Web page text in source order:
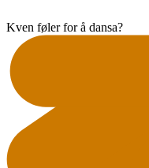
Kven føler for å dansa?